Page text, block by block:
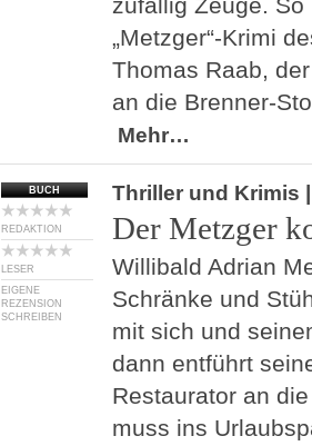
„Metzger“-Krimi
Thomas Raab,
an die Brenner-
Mehr…
BUCH
REDAKTION
LESER
EIGENE
REZENSION
SCHREIBEN
Thriller und Krimis
Der Metzger
Willibald Adrian
Schränke und
mit sich und
dann entführt
Restaurator an
muss ins